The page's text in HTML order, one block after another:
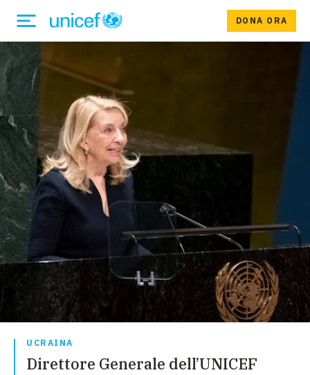
DONA ORA
UCRAINA
Direttore Generale dell’UNICEF